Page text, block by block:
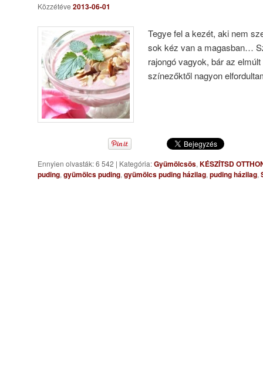
Közzétéve 2013-06-01
Tegye fel a kezét, aki nem
sok kéz van a magasban…
rajongó vagyok, bár az
színezőktől nagyon
Ennyien olvasták: 6 542 | Kategória:Gyümölcsös, KÉSZÍTSD
puding, gyümölcs puding, gyümölcs puding házilag, puding házilag,